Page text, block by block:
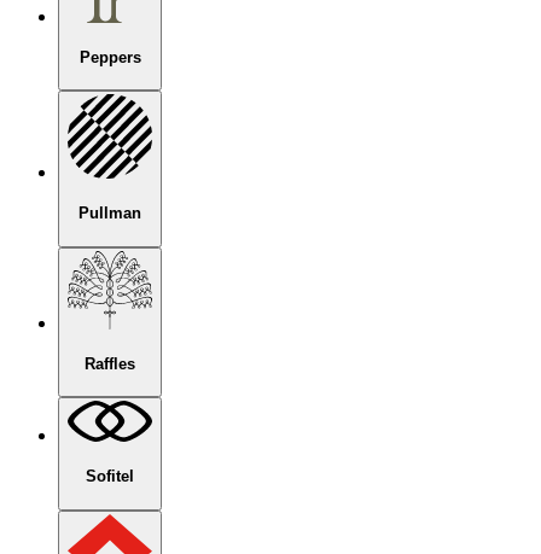
Peppers
Pullman
Raffles
Sofitel